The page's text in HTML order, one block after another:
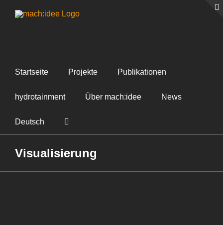
Inhalt
Startseite Projekte Publikationen
hydrotainment Über mach:idee News
Deutsch
Visualisierung